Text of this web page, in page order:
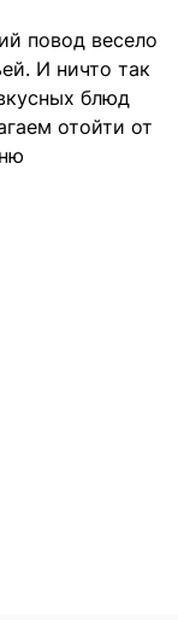
повод весело
И ничто так
блюд
отойти от